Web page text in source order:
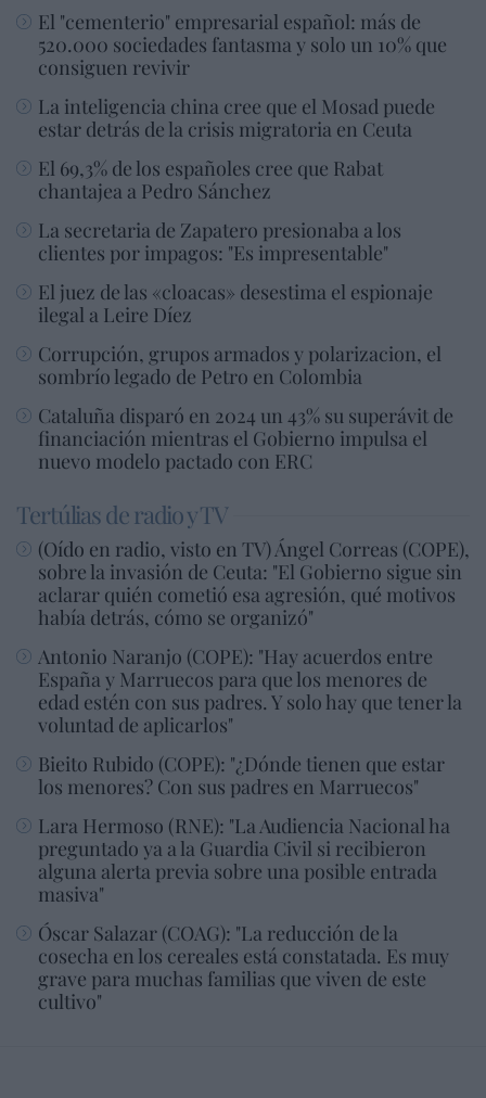
El "cementerio" empresarial español: más de
520.000 sociedades fantasma y solo un 10% que
consiguen revivir
La inteligencia china cree que el Mosad puede
estar detrás de la crisis migratoria en Ceuta
El 69,3% de los españoles cree que Rabat
chantajea a Pedro Sánchez
La secretaria de Zapatero presionaba a los
clientes por impagos: "Es impresentable"
El juez de las «cloacas» desestima el espionaje
ilegal a Leire Díez
Corrupción, grupos armados y polarizacion, el
sombrío legado de Petro en Colombia
Cataluña disparó en 2024 un 43% su superávit de
financiación mientras el Gobierno impulsa el
nuevo modelo pactado con ERC
Tertúlias de radio y TV
(Oído en radio, visto en TV) Ángel Correas (COPE),
sobre la invasión de Ceuta: "El Gobierno sigue sin
aclarar quién cometió esa agresión, qué motivos
había detrás, cómo se organizó"
Antonio Naranjo (COPE): "Hay acuerdos entre
España y Marruecos para que los menores de
edad estén con sus padres. Y solo hay que tener la
voluntad de aplicarlos"
Bieito Rubido (COPE): "¿Dónde tienen que estar
los menores? Con sus padres en Marruecos"
Lara Hermoso (RNE): "La Audiencia Nacional ha
preguntado ya a la Guardia Civil si recibieron
alguna alerta previa sobre una posible entrada
masiva"
Óscar Salazar (COAG): "La reducción de la
cosecha en los cereales está constatada. Es muy
grave para muchas familias que viven de este
cultivo"